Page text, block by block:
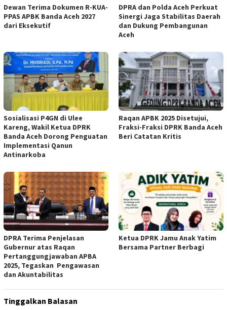
Dewan Terima Dokumen R-KUA-
PPAS APBK Banda Aceh 2027
dari Eksekutif
DPRA dan Polda Aceh Perkuat
Sinergi Jaga Stabilitas Daerah
dan Dukung Pembangunan
Aceh
Sosialisasi P4GN di Ulee
Kareng, Wakil Ketua DPRK
Banda Aceh Dorong Penguatan
Implementasi Qanun
Antinarkoba
Raqan APBK 2025 Disetujui,
Fraksi-Fraksi DPRK Banda Aceh
Beri Catatan Kritis
DPRA Terima Penjelasan
Gubernur atas Raqan
Pertanggungjawaban APBA
2025, Tegaskan Pengawasan
dan Akuntabilitas
Ketua DPRK Jamu Anak Yatim
Bersama Partner Berbagi
Tinggalkan Balasan